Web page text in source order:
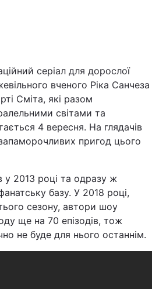
серіал для дорослої
вченого Ріка Санчеза
Сміта, які разом
світами та
4 вересня. На глядачів
пригод цього
у 2013 році та одразу ж
базу. У 2018 році,
сезону, автори шоу
ще на 70 епізодів, тож
не буде для нього останнім.